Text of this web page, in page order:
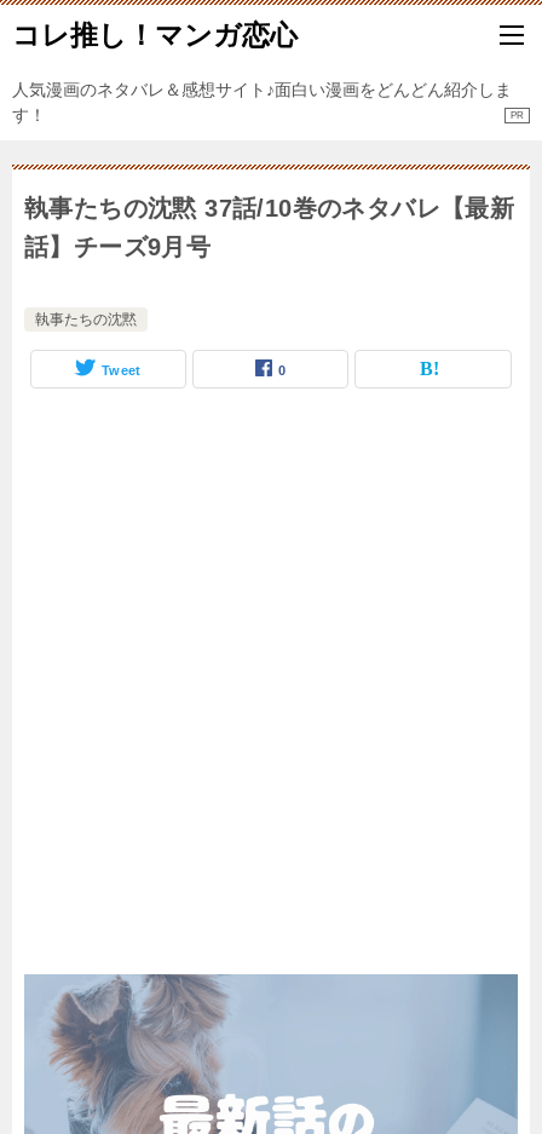
コレ推し！マンガ恋心
人気漫画のネタバレ＆感想サイト♪面白い漫画をどんどん紹介しま
す！
執事たちの沈黙 37話/10巻のネタバレ【最新
話】チーズ9月号
執事たちの沈黙
Tweet 0